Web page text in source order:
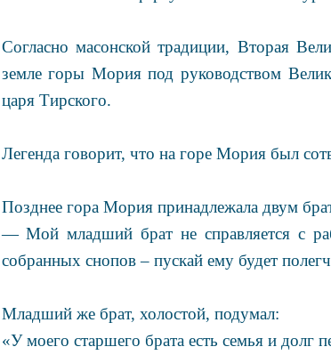
Согласно масонской традиции, Вторая
земле горы Мория под руководством
царя Тирского.
Легенда говорит, что на горе Мория был
Позднее гора Мория принадлежала двум
— Мой младший брат не справляется с
собранных снопов – пускай ему будет
Младший же брат, холостой, подумал:
«У моего старшего брата есть семья и долг